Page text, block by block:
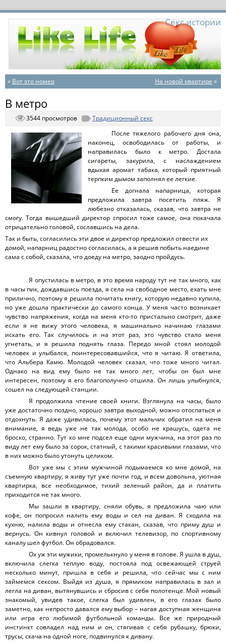
Секс истории
« Вот это номер На новой квартире »
В метро
3544 просмотров
Традиционный секс
После тяжелого рабочего дня она,
наконец, освободилась от работы, и
направилась было к метро. Достала
сигареты, закурила, с наслаждением
вдыхая аромат табака, который приятный
терпким дымом заполнял ее легкие.
Ее догнала напарница, которая
предложила завтра посетить пляж. Я
любезно отказалась, сказав, что завтра не
смогу. Тогда вышедший директор спросил тоже самое, она покачала
отрицательно головой, сославшись на дела.
Так и быть, согласились эти двое и директор предложил отвести их
домой, напарниц радостно согласилась, а я решив побыть наедине
сама с собой, сказала, что доеду на метро, заодно пройдусь.
Я опустилась в метро, в это время народу тут не так много, как
в часы пик, дождавшись поезда, я села на свободное место, ехать мне
прилично, поэтому я решила почитать книгу, которую недавно купила,
но уже дошла практически до самого конца. У меня часто возникает
чувство напряжения, когда на меня кто-то пристально смотрит, даже
если я не вижу этого человека, я машинально начинаю глазами
искать его. Так случилось и на этот раз, это чувство стало меня
угнетать, и я решила поднять глаза. Передо мной стоял молодой
человек и улыбался, поинтересовавшийся, что я читаю. Я ответила,
что Альбера Камю. Молодой человек сказал, что тоже много читал.
Однако на вид ему было не так много лет, чтобы он был мне
интересен, поэтому я его благополучно отшила. Он лишь улыбнулся,
сошел на следующей станции.
Я продолжила чтение своей книги. Взглянула на часы, было
уже достаточно поздно, хорошо завтра выходной, можно отоспаться и
отдохнуть. Я даже удивилась, почему этот мальчик обратил на меня
внимание, я ведь уже не так молода, особо не крашусь, одета не
броско, странно. Тут ко мне подсел еще одни мужчина, на этот раз по
виду лет ему было за сорок, статный, с такими красивыми глазами, что
в них можно было утонуть целиком.
Вот уже мы с этим мужчиной подымаемся ко мне домой, на
съемную квартиру, я живу тут уже почти год, и всем довольна, уютная
квартирка, все необходимое, тихий зеленый район, да и платить
приходится не так много.
Мы зашли в квартиру, сняли обувь, я предложила чаю или
кофе, он попросил налить ему воды и сел на диван. Я сходила на
кухню, налила воды и отнесла ему стакан, сказав, что приму душ и
вернусь. Он кивнул головой и включил телевизор, по спортивному
каналу шел футбол. Он обрадовался.
Ох уж эти мужики, промелькнуло у меня в голове. Я ушла в душ,
включила слегка теплую воду, постояла под освежающей струей
несколько минут, пришла в себя и решила, что сейчас мы с ним
займемся сексом. Выйдя из душа, я прямиком направилась в зал и
легла на диван, вытянувшись и сбросив с себя полотенце. Мой новый
знакомый, увидев такое, слегка был удивлен, в его глазах было
заметно, как непросто давался ему выбор – нагая доступная женщина
или игра его любимой футбольной команды. Все же природный
инстинкт совладел над ним и он, стягивая с себя рубашку, брюки,
трусы, скача на одной ноге, подвинулся к дивану.